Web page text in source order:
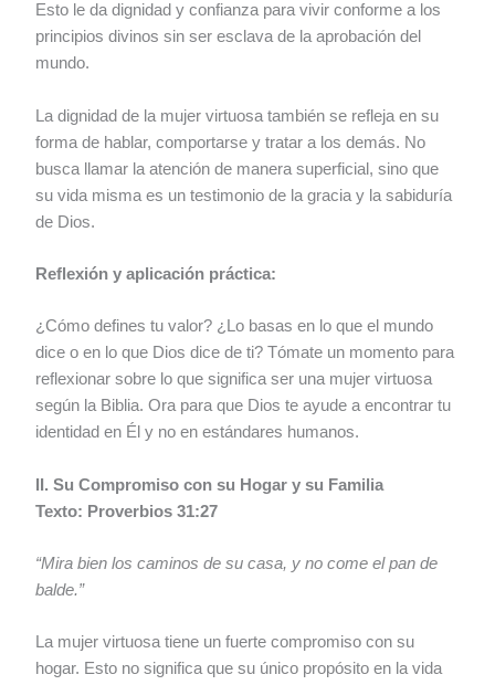
Esto le da dignidad y confianza para vivir conforme a los
principios divinos sin ser esclava de la aprobación del
mundo.
La dignidad de la mujer virtuosa también se refleja en su
forma de hablar, comportarse y tratar a los demás. No
busca llamar la atención de manera superficial, sino que
su vida misma es un testimonio de la gracia y la sabiduría
de Dios.
Reflexión y aplicación práctica:
¿Cómo defines tu valor? ¿Lo basas en lo que el mundo
dice o en lo que Dios dice de ti? Tómate un momento para
reflexionar sobre lo que significa ser una mujer virtuosa
según la Biblia. Ora para que Dios te ayude a encontrar tu
identidad en Él y no en estándares humanos.
II. Su Compromiso con su Hogar y su Familia
Texto: Proverbios 31:27
“Mira bien los caminos de su casa, y no come el pan de
balde.”
La mujer virtuosa tiene un fuerte compromiso con su
hogar. Esto no significa que su único propósito en la vida